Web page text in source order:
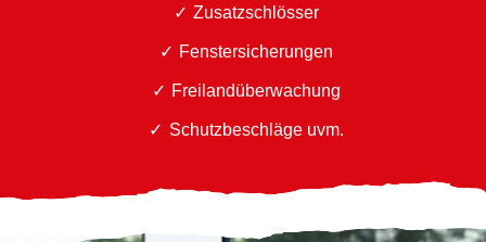
Zusatzschlösser
Fenstersicherungen
Freilandüberwachung
Schutzbeschläge uvm.